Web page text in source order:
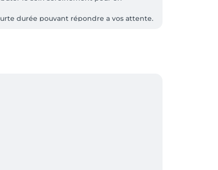
durée pouvant répondre a vos attente.